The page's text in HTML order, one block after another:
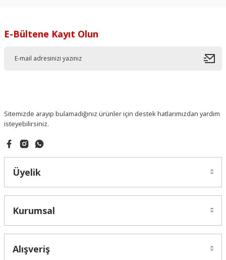
E-Bültene Kayıt Olun
Sitemizde arayıp bulamadığınız ürünler için destek hatlarımızdan yardım
isteyebilirsiniz.
Üyelik
Kurumsal
Alışveriş